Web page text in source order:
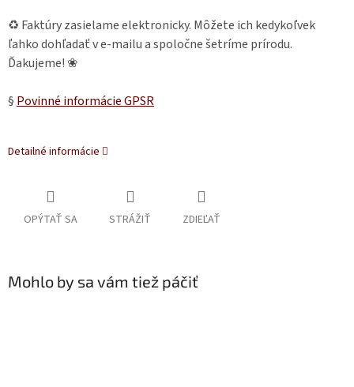
♻ Faktúry zasielame elektronicky. Môžete ich kedykoľvek
ľahko dohľadať v e-mailu a spoločne šetríme prírodu.
Ďakujeme! ❀
§ Povinné informácie GPSR
Detailné informácie
OPÝTAŤ SA STRÁŽIŤ ZDIEĽAŤ
Mohlo by sa vám tiež páčiť